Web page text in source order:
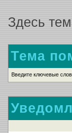
Здесь
Тема
Введите ключевые